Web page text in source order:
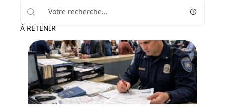
À RETENIR
Actu